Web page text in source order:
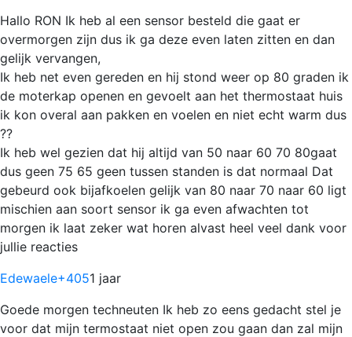
Hallo RON Ik heb al een sensor besteld die gaat er
overmorgen zijn dus ik ga deze even laten zitten en dan
gelijk vervangen,
Ik heb net even gereden en hij stond weer op 80 graden ik
de moterkap openen en gevoelt aan het thermostaat huis
ik kon overal aan pakken en voelen en niet echt warm dus
??
Ik heb wel gezien dat hij altijd van 50 naar 60 70 80gaat
dus geen 75 65 geen tussen standen is dat normaal Dat
gebeurd ook bijafkoelen gelijk van 80 naar 70 naar 60 ligt
mischien aan soort sensor ik ga even afwachten tot
morgen ik laat zeker wat horen alvast heel veel dank voor
jullie reacties
Edewaele+4051 jaar
Goede morgen techneuten Ik heb zo eens gedacht stel je
voor dat mijn termostaat niet open zou gaan dan zal mijn